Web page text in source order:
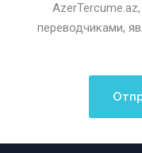
переводчиками,